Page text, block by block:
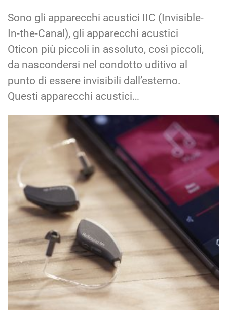
Sono gli apparecchi acustici IIC (Invisible-
In-the-Canal), gli apparecchi acustici
Oticon più piccoli in assoluto, così piccoli,
da nascondersi nel condotto uditivo al
punto di essere invisibili dall’esterno.
Questi apparecchi acustici…